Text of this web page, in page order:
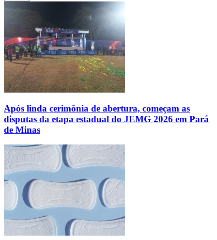
Após linda cerimônia de abertura, começam as
disputas da etapa estadual do JEMG 2026 em Pará
de Minas